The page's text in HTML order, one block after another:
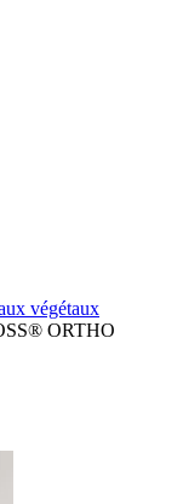
végétaux
ORTHO